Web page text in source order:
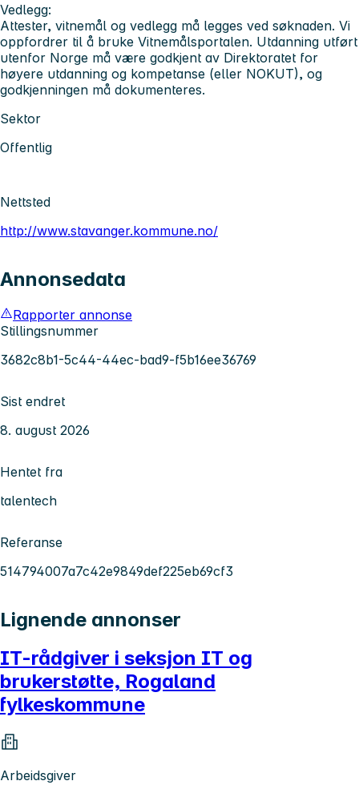
Vedlegg:
Attester, vitnemål og vedlegg må legges ved søknaden. Vi
oppfordrer til å bruke Vitnemålsportalen. Utdanning utført
utenfor Norge må være godkjent av Direktoratet for
høyere utdanning og kompetanse (eller NOKUT), og
godkjenningen må dokumenteres.
Sektor
Offentlig
Nettsted
http://www.stavanger.kommune.no/
Annonsedata
Rapporter annonse
Stillingsnummer
3682c8b1-5c44-44ec-bad9-f5b16ee36769
Sist endret
8. august 2026
Hentet fra
talentech
Referanse
514794007a7c42e9849def225eb69cf3
Lignende annonser
IT-rådgiver i seksjon IT og
brukerstøtte, Rogaland
fylkeskommune
Arbeidsgiver